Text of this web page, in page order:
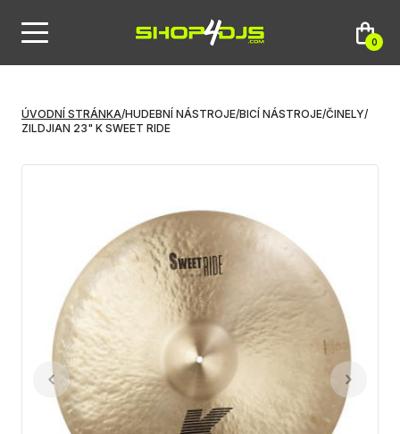
0
ÚVODNÍ STRÁNKA/HUDEBNÍ NÁSTROJE/BICÍ NÁSTROJE/ČINELY/
ZILDJIAN 23" K SWEET RIDE